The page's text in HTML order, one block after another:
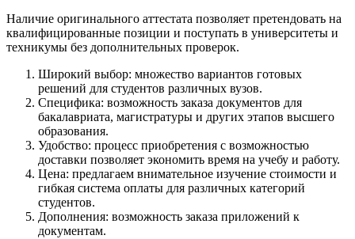
Наличие оригинального аттестата позволяет претендовать на
квалифицированные позиции и поступать в университеты и
техникумы без дополнительных проверок.
Широкий выбор: множество вариантов готовых
решений для студентов различных вузов.
Специфика: возможность заказа документов для
бакалавриата, магистратуры и других этапов высшего
образования.
Удобство: процесс приобретения с возможностью
доставки позволяет экономить время на учебу и работу.
Цена: предлагаем внимательное изучение стоимости и
гибкая система оплаты для различных категорий
студентов.
Дополнения: возможность заказа приложений к
документам.